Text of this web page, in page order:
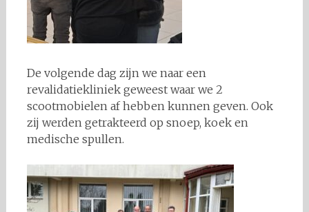
De volgende dag zijn we naar een
revalidatiekliniek geweest waar we 2
scootmobielen af hebben kunnen geven. Ook
zij werden getrakteerd op snoep, koek en
medische spullen.